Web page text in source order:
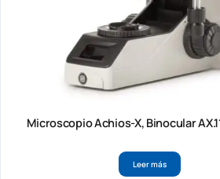
Microscopio Achios-X, Binocular
Leer más